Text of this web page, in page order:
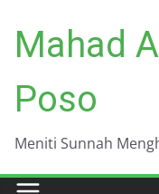
content
Mahad
Poso
Meniti Sunnah